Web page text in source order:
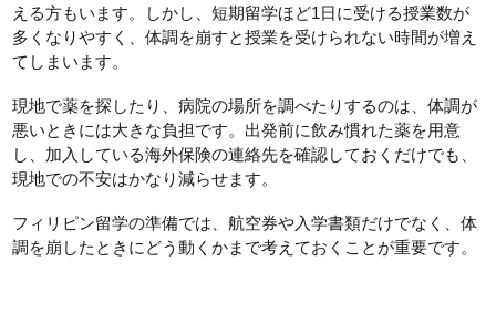
える方もいます。しかし、短期留学ほど1日に受ける授業数が
多くなりやすく、体調を崩すと授業を受けられない時間が増え
てしまいます。
現地で薬を探したり、病院の場所を調べたりするのは、体調が
悪いときには大きな負担です。出発前に飲み慣れた薬を用意
し、加入している海外保険の連絡先を確認しておくだけでも、
現地での不安はかなり減らせます。
フィリピン留学の準備では、航空券や入学書類だけでなく、体
調を崩したときにどう動くかまで考えておくことが重要です。